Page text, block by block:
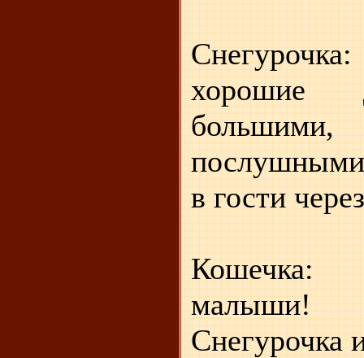
хорошие
в гости
Снегурочка